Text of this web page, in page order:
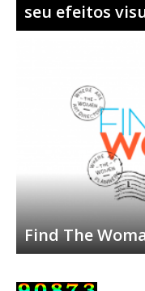
seu efeitos
Find The